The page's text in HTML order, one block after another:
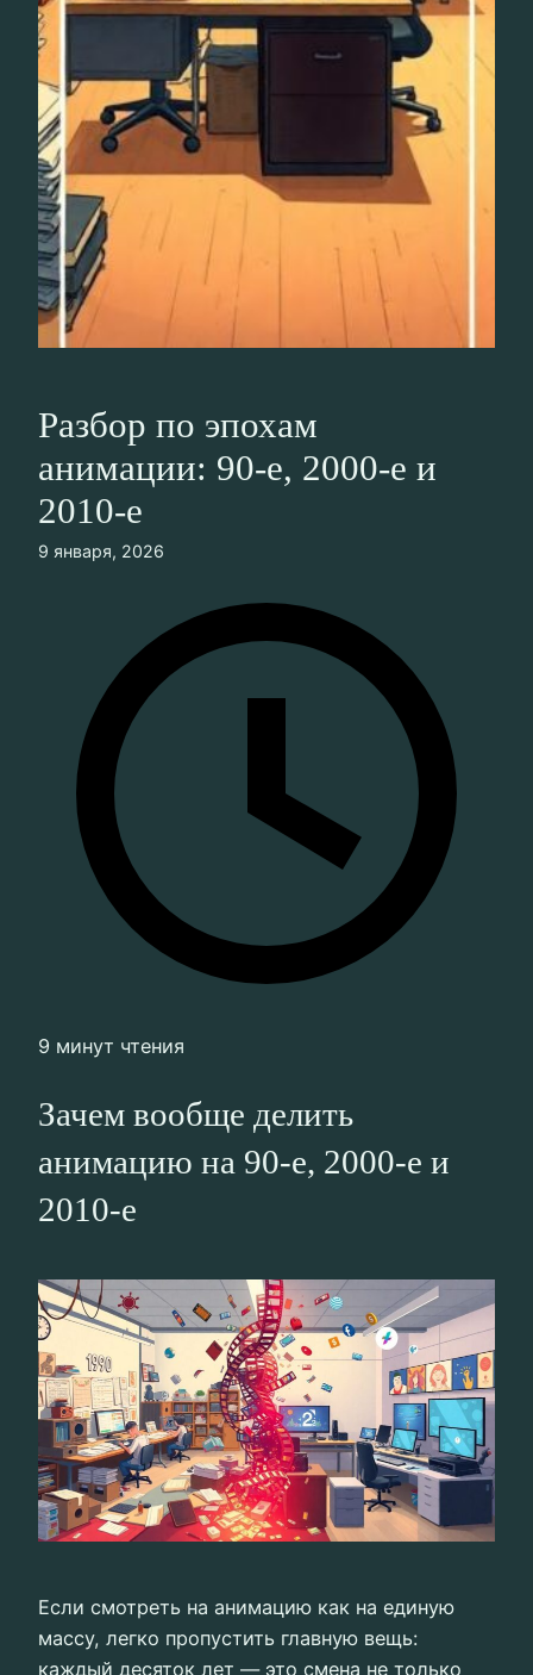
Разбор по эпохам
анимации: 90-е, 2000-е и
2010-е
9 января, 2026
9 минут чтения
Зачем вообще делить
анимацию на 90‑е, 2000‑е и
2010‑е
Если смотреть на анимацию как на единую
массу, легко пропустить главную вещь:
каждый десяток лет — это смена не только